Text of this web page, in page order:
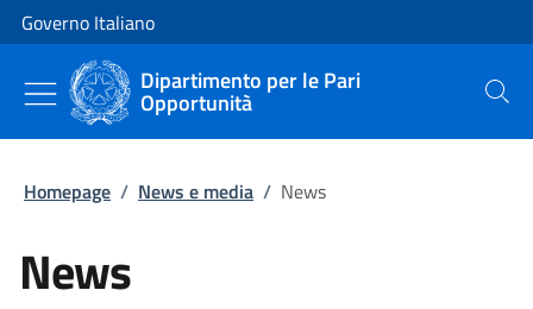
Vai al contenuto
Vai alla navigazione del sito
Governo Italiano
Dipartimento per le Pari
Opportunità Cerca
Homepage / News e media / News
News